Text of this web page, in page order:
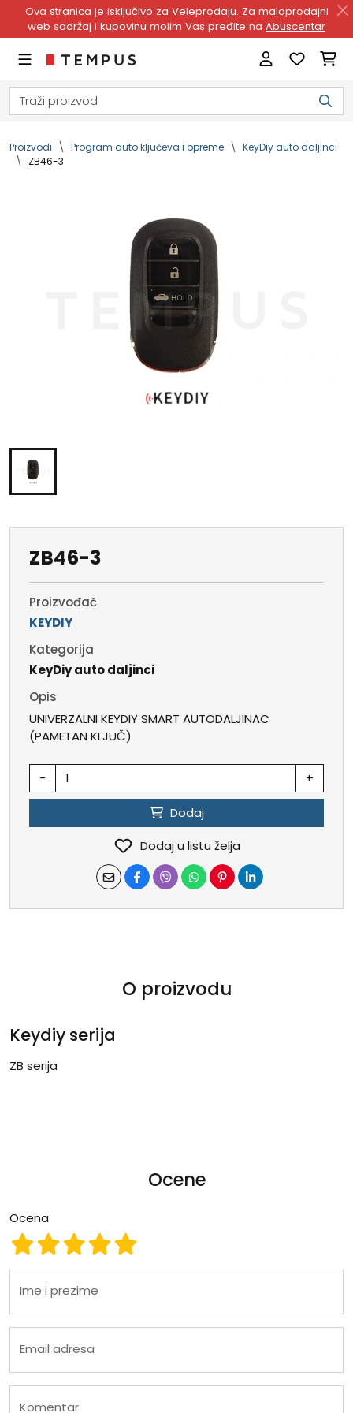
Ova stranica je isključivo za Veleprodaju. Za maloprodajni
web sadržaj i kupovinu molim Vas pređite na Abuscentar
Proizvodi Program auto ključeva i opreme
KeyDiy auto daljinci
ZB46-3
ZB46-3
Proizvođač
KEYDIY
Kategorija
KeyDiy auto daljinci
Opis
UNIVERZALNI KEYDIY SMART AUTODALJINAC
(PAMETAN KLJUČ)
- +
Dodaj
Dodaj u listu želja
O proizvodu
Keydiy serija
ZB serija
Ocene
Ocena
Ocena 5
Ocena 4
Ocena 3
Ocena 2
Ocena 1
Ime i prezime
Email adresa
Komentar